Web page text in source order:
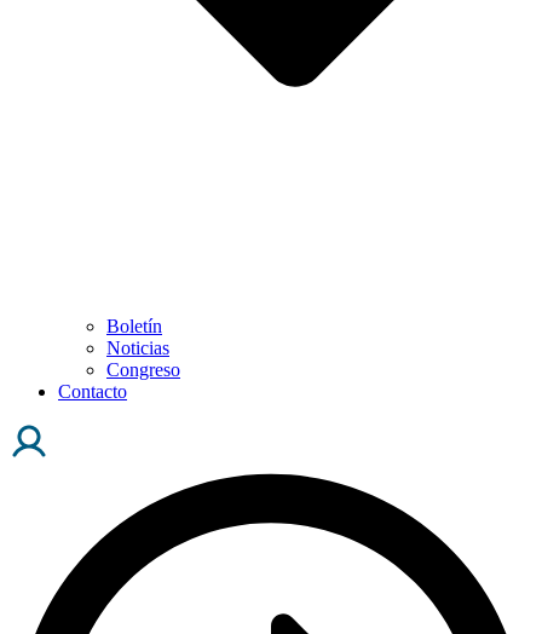
Boletín
Noticias
Congreso
Contacto